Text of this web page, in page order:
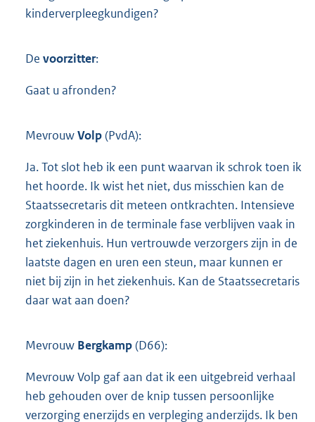
kinderverpleegkundigen?
De voorzitter:
Gaat u afronden?
MevrouwVolp(PvdA):
Ja. Tot slot heb ik een punt waarvan ik schrok toen ik
het hoorde. Ik wist het niet, dus misschien kan de
Staatssecretaris dit meteen ontkrachten. Intensieve
zorgkinderen in de terminale fase verblijven vaak in
het ziekenhuis. Hun vertrouwde verzorgers zijn in de
laatste dagen en uren een steun, maar kunnen er
niet bij zijn in het ziekenhuis. Kan de Staatssecretaris
daar wat aan doen?
Mevrouw Bergkamp(D66):
Mevrouw Volp gaf aan dat ik een uitgebreid verhaal
heb gehouden over de knip tussen persoonlijke
verzorging enerzijds en verpleging anderzijds. Ik ben